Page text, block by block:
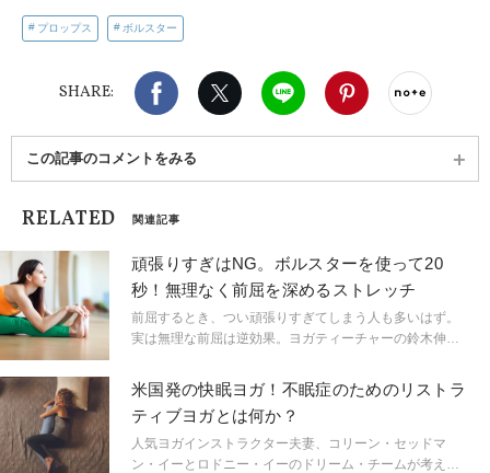
プロップス ボルスター
SHARE:
Facebook X（旧twitter）
LINE Pinterest
この記事のコメントをみる
RELATED 関連記事
頑張りすぎはNG。ボルスターを使って20
秒！無理なく前屈を深めるストレッチ
前屈するとき、つい頑張りすぎてしまう人も多いはず。
実は無理な前屈は逆効果。ヨガティーチャーの鈴木伸枝
プが必要」なのだとか。ボルスターを使ったワークで心
地よいポイントを探してみましょう。
米国発の快眠ヨガ！不眠症のためのリストラ
ティブヨガとは何か？
人気ヨガインストラクター夫妻、コリーン・セッドマ
ン・イーとロドニー・イーのドリーム・チームが考え出